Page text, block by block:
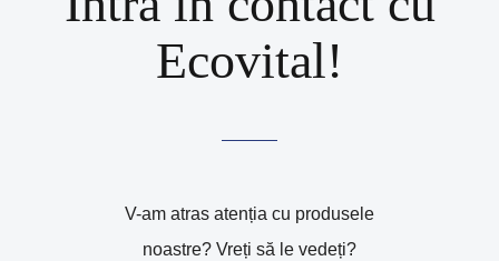
Ecovital!
V-am atras atenția cu produsele
noastre? Vreți să le vedeți?